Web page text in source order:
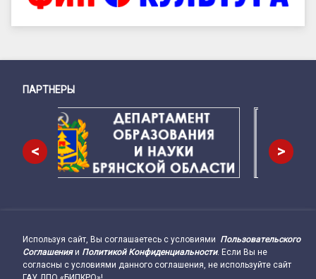
Снизу
ПАРТНЕРЫ
< >
Подвал сайта → влево
Используя сайт, Вы соглашаетесь с условиями Пользовательского
Соглашенияи Политикой Конфиденциальности. Если Вы не
согласны с условиями данного соглашения, не используйте сайт